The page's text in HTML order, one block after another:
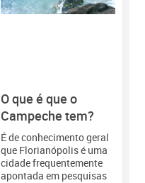
O que é que o
Campeche tem?
É de conhecimento geral
que Florianópolis é uma
cidade frequentemente
apontada em pesquisas